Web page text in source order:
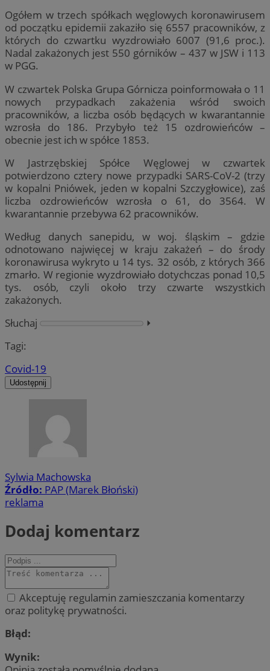
Ogółem w trzech spółkach węglowych koronawirusem
od początku epidemii zakaziło się 6557 pracowników, z
których do czwartku wyzdrowiało 6007 (91,6 proc.).
Nadal zakażonych jest 550 górników – 437 w JSW i 113
w PGG.
W czwartek Polska Grupa Górnicza poinformowała o 11
nowych przypadkach zakażenia wśród swoich
pracowników, a liczba osób będących w kwarantannie
wzrosła do 186. Przybyło też 15 ozdrowieńców –
obecnie jest ich w spółce 1853.
W Jastrzębskiej Spółce Węglowej w czwartek
potwierdzono cztery nowe przypadki SARS-CoV-2 (trzy
w kopalni Pniówek, jeden w kopalni Szczygłowice), zaś
liczba ozdrowieńców wzrosła o 61, do 3564. W
kwarantannie przebywa 62 pracowników.
Według danych sanepidu, w woj. śląskim – gdzie
odnotowano najwięcej w kraju zakażeń – do środy
koronawirusa wykryto u 14 tys. 32 osób, z których 366
zmarło. W regionie wyzdrowiało dotychczas ponad 10,5
tys. osób, czyli około trzy czwarte wszystkich
zakażonych.
Słuchaj
⏵︎
Tagi:
Covid-19
Udostępnij
Sylwia Machowska
Źródło: PAP (Marek Błoński)
reklama
Dodaj komentarz
Akceptuję regulamin zamieszczania komentarzy
oraz politykę prywatności.
Błąd:
Wynik: